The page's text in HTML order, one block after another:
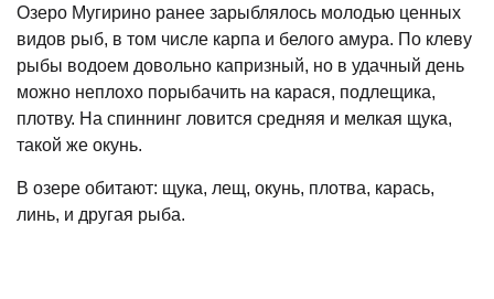
Озеро Мугирино ранее зарыблялось молодью ценных
видов рыб, в том числе карпа и белого амура. По клеву
рыбы водоем довольно капризный, но в удачный день
можно неплохо порыбачить на карася, подлещика,
плотву. На спиннинг ловится средняя и мелкая щука,
такой же окунь.
В озере обитают: щука, лещ, окунь, плотва, карась,
линь, и другая рыба.